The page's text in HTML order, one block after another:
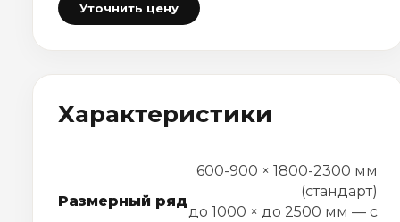
Уточнить цену
Характеристики
Размерный ряд
600-900 × 1800-2300 мм
(стандарт)
до 1000 × до 2500 мм — с